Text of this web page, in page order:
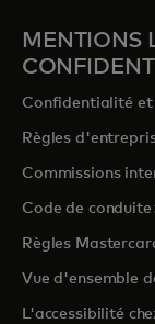
MENTIONS
Confidentialité et
Règles
Commissions
Code de conduite
Règles
Vue d'ensemble
L'accessibilité